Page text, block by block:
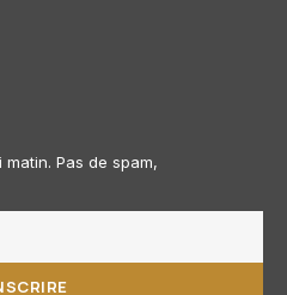
Pas de spam,